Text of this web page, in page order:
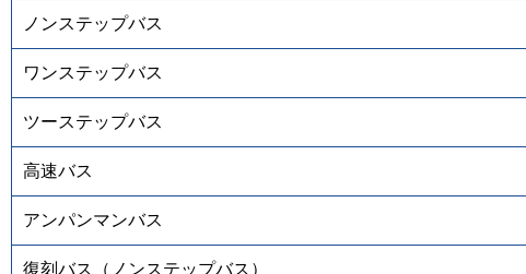
ノンステップバス
ワンステップバス
ツーステップバス
高速バス
アンパンマンバス
復刻バス（ノンステップバス）